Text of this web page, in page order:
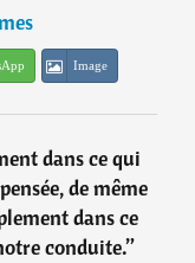
Image
dans ce qui
de même
dans ce
conduite.”